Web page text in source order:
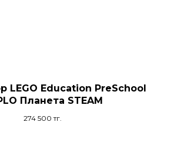
LEGO Education PreSchool
Планета STEAM
274 500 тг.